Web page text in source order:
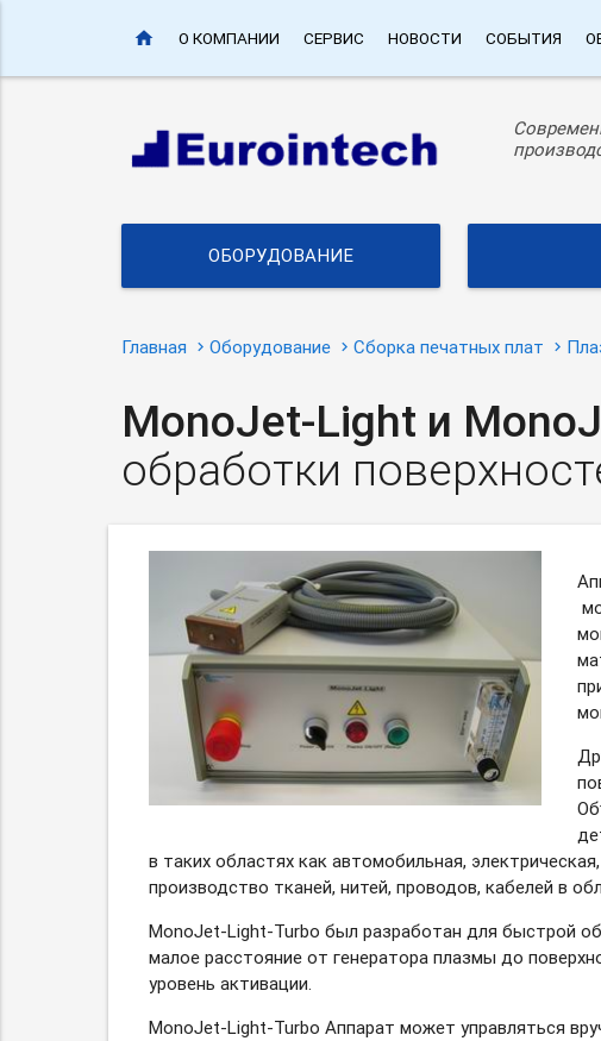
home О КОМПАНИИ СЕРВИС НОВОСТИ СОБЫТИЯ
ОБОРУДОВАНИЕ
Главная Оборудование Сборка печатных плат
MonoJet-Light и
обработки
в таких областях как автомобильная,
производство тканей, нитей, проводов, кабелей в
MonoJet-Light-Turbo был разработан для быстрой
малое расстояние от генератора плазмы до
уровень активации.
MonoJet-Light-Turbo Аппарат может управляться